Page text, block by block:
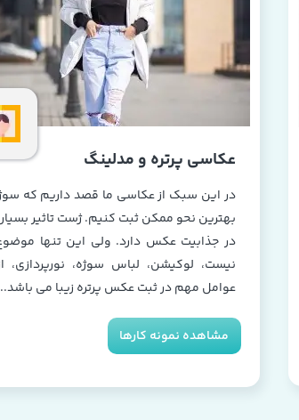
در این سبک از عکاسی ما قصد داریم که
بهترین نحو ممکن ثبت کنیم. ژست تاثیر بسیار
در جذابیت عکس دارد. ولی این تنها
نیست، لوکیشن، لباس سوژه، نورپردازی،
عوامل مهم در ثبت عکس پرتره زیبا می
عکاسی پرتره و مدلینگ
مشاهده نمونه کارها